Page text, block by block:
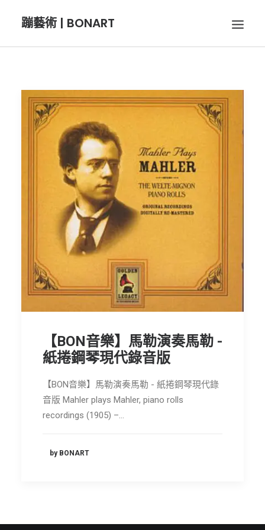
蹦藝術 | BONART
BON呼吸
BON攝影
BON插畫
BON旅行
節慶長笛樂團
SEARCH
【BON音樂】馬勒演奏馬勒 -
紙捲鋼琴現代錄音版
【BON音樂】馬勒演奏馬勒 - 紙捲鋼琴現代錄
音版 Mahler plays Mahler, piano rolls
recordings (1905) –…
by BONART